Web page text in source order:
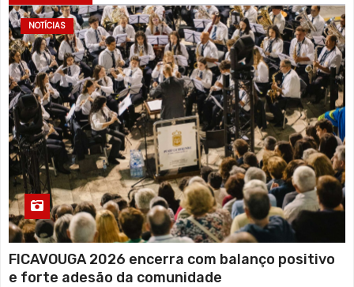
NOTÍCIAS
FICAVOUGA 2026 encerra com balanço positivo
e forte adesão da comunidade